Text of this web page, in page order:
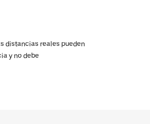
distancias reales pueden
y no debe